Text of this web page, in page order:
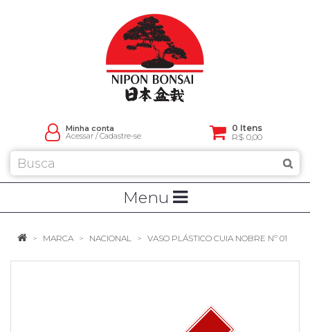
Minha conta
Acessar/Cadastre-se
0 Itens
R$ 0,00
Menu
MARCA NACIONAL VASO PLÁSTICO CUIA NOBRE Nº 01